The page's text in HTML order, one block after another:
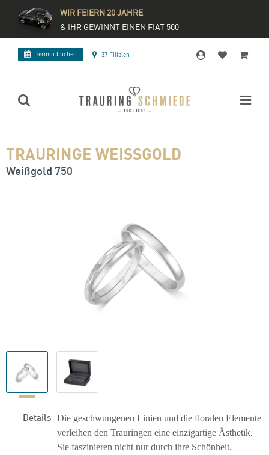
WIR FEIERN 20 JAHRE
& IHR GEWINNT EINEN FIAT 500
Termin buchen 37 Filialen
TRAURINGE WEISSGOLD
Weißgold 750
Details Die geschwungenen Linien und die floralen Elemente
verleihen den Trauringen eine einzigartige Ästhetik.
Sie faszinieren nicht nur durch ihre Schönheit,